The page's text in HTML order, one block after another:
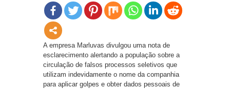
A empresa Marluvas⁠ divulgou uma nota de
esclarecimento alertando a população sobre a
circulação de falsos processos seletivos que
utilizam indevidamente o nome da companhia
para aplicar golpes e obter dados pessoais de